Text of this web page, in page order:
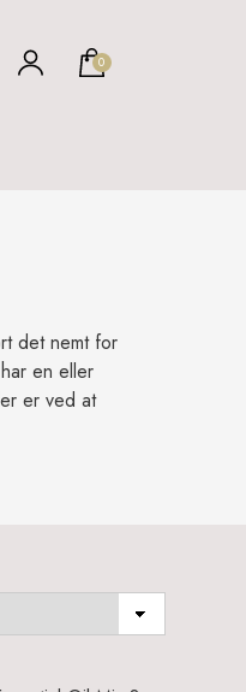
0
det nemt for
en eller
er ved at